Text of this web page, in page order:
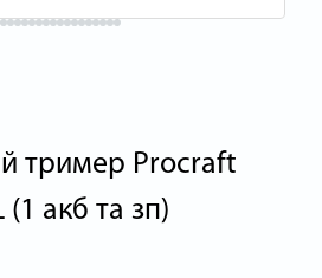
тример Procraft
(1 акб та зп)